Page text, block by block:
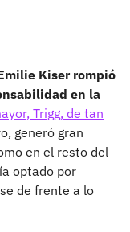
Kiser rompió
en la
Trigg, de tan
generó gran
en el resto del
optado por
de frente a lo